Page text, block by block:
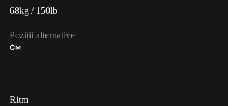
68kg / 150lb
Poziții alternative
CM
Ritm